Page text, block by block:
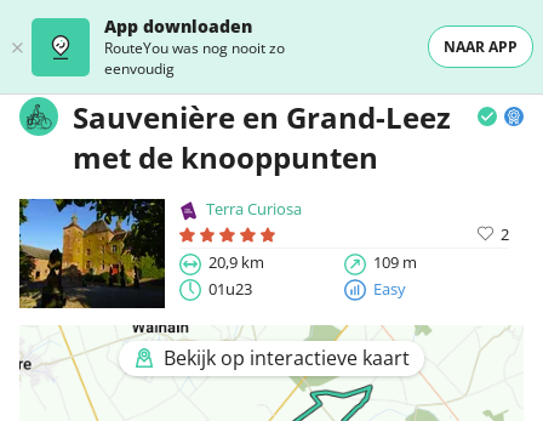
App downloaden
RouteYou was nog nooit zo
eenvoudig
NAAR APP
Sauvenière en Grand-Leez
met de knooppunten
Terra Curiosa
2
20,9 km
109 m
01u23
Easy
Bekijk op interactieve kaart